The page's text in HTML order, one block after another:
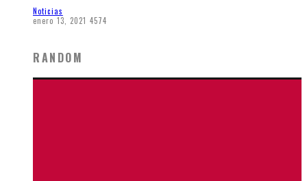
Noticias
enero 13, 2021 4574
RANDOM